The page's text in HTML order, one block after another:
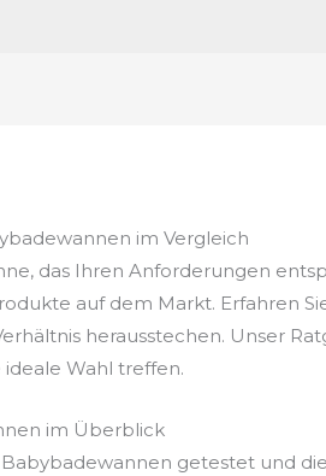
im Vergleich
das Ihren Anforderungen
auf dem Markt. Erfahren
herausstechen. Unser
ideale Wahl treffen.
im Überblick
getestet und